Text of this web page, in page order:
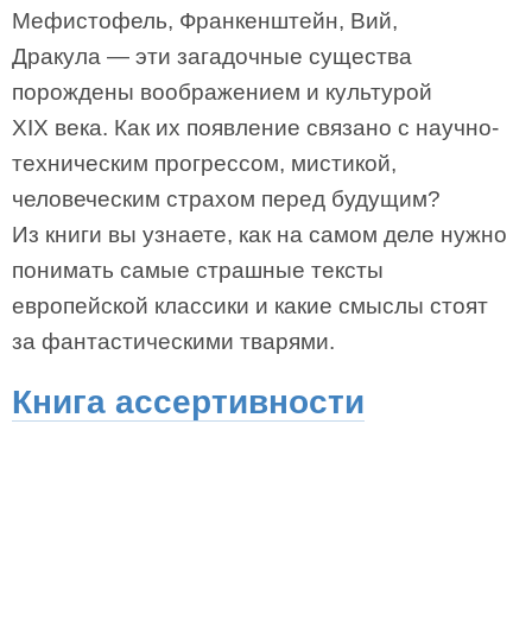
Мефистофель, Франкенштейн, Вий,
Дракула — эти загадочные существа
порождены воображением и культурой
XIX века. Как их появление связано с научно-
техническим прогрессом, мистикой,
человеческим страхом перед будущим?
Из книги вы узнаете, как на самом деле нужно
понимать самые страшные тексты
европейской классики и какие смыслы стоят
за фантастическими тварями.
Книга ассертивности